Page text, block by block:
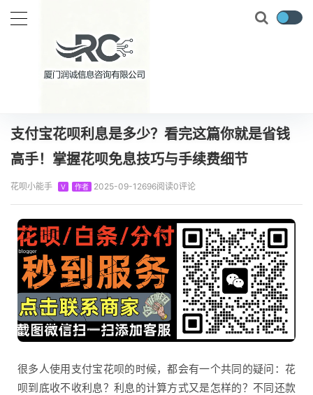
当前位置： 首页 知识百科
支付宝花呗利息是多少？看完这篇你就是省钱
高手！掌握花呗免息技巧与手续费细节
花呗小能手 V 作者 2025-09-12696阅读0评论
很多人使用支付宝花呗的时候，都会有一个共同的疑问：花
呗到底收不收利息？利息的计算方式又是怎样的？不同还款